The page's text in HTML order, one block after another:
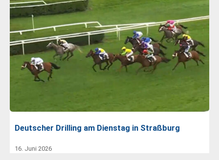
Deutscher Drilling am Dienstag in Straßburg
16. Juni 2026